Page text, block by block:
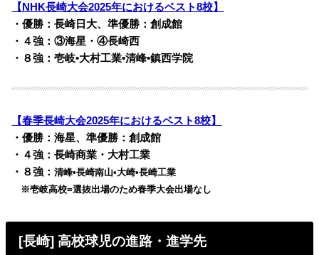
【NHK長崎大会2025年におけるベスト8校】
・優勝：長崎日大、準優勝：創成館
・４強：③海星・④長崎西
・８強：壱岐•大村工業•清峰•鎮西学院
【春季長崎大会2025年におけるベスト8校】
・優勝：海星、準優勝：創成館
・４強：長崎商業・大村工業
・８強：清峰•長崎南山•大崎•長崎工業
※壱岐高校=選抜出場のため春季大会出場なし
[長崎] 高校球児の進路・進学先